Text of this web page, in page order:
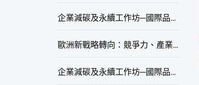
企業減碳及永續工作坊─國際品牌綠色供應鏈永續管理與實務演練(高雄場)
歐洲新戰略轉向：競爭力、產業自主與供應鏈重塑線上研討會
企業減碳及永續工作坊─國際品牌綠色供應鏈永續管理與實務演練(臺北場)